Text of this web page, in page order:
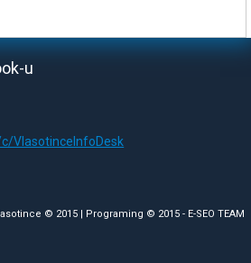
u
VlasotinceInfoDesk
© 2015 | Programing © 2015 - E-SEO TEAM